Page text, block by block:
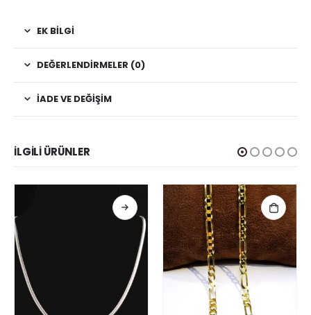
EK BILGI
DEĞERLENDIRMELER (0)
İADE VE DEĞIŞIM
İLGILI ÜRÜNLER